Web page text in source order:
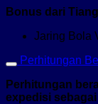
Bonus dari
Jaring Bola
Perhitungan
Perhitungan
expedisi